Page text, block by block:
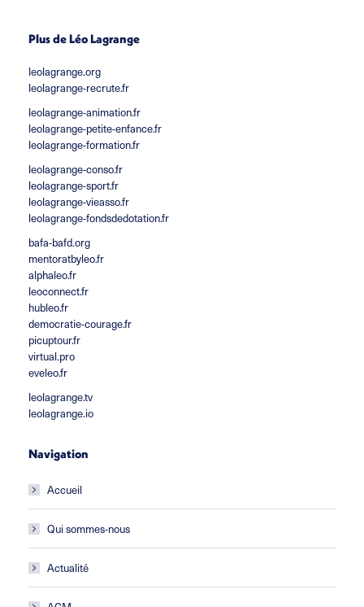
Plus de Léo Lagrange
leolagrange.org
leolagrange-recrute.fr
leolagrange-animation.fr
leolagrange-petite-enfance.fr
leolagrange-formation.fr
leolagrange-conso.fr
leolagrange-sport.fr
leolagrange-vieasso.fr
leolagrange-fondsdedotation.fr
bafa-bafd.org
mentoratbyleo.fr
alphaleo.fr
leoconnect.fr
hubleo.fr
democratie-courage.fr
picuptour.fr
virtual.pro
eveleo.fr
leolagrange.tv
leolagrange.io
Navigation
Accueil
Qui sommes-nous
Actualité